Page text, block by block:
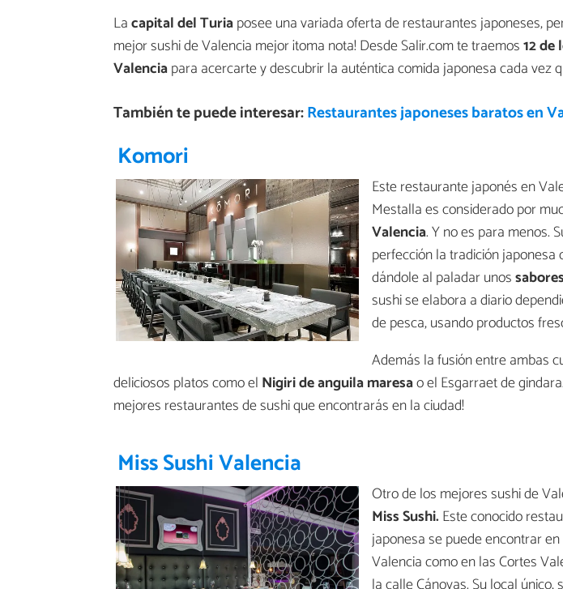
Lacapital del Turiaposee una variada oferta de restaurantes japoneses,
mejor sushi de Valencia mejor ¡toma nota! Desde Salir.com te traemos12 de
Valenciapara acercarte y descubrir la auténtica comida japonesa cada vez
También te puede interesar:Restaurantes japoneses baratos en
Komori
Este restaurante japonés en
Mestalla es considerado por
Valencia. Y no es para menos.
perfección la tradición japonesa
dándole al paladar unos
sushi se elabora a diario
de pesca, usando productos
Además la fusión entre ambas
deliciosos platos como el Nigiri de anguila maresao el Esgarraet de
mejores restaurantes de sushi que encontrarás en la ciudad!
Miss Sushi Valencia
Otro de los mejores sushi de
Miss Sushi.Este conocido
japonesa se puede encontrar
Valencia como en las Cortes